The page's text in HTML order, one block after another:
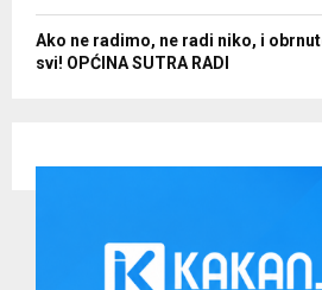
Ako ne radimo, ne radi niko, i
svi! OPĆINA SUTRA RADI